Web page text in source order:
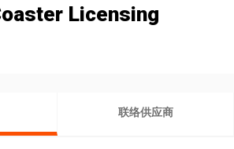
Licensing
联络供应商